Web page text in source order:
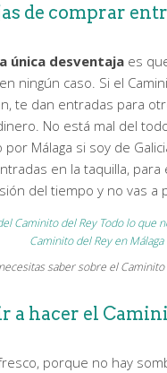
de comprar
única desventaja es
ningún caso. Si el
te dan entradas para
No está mal del
por Málaga si soy de
en la taquilla, para
del tiempo y no vas a
saber sobre el Caminito
a hacer el
porque no hay